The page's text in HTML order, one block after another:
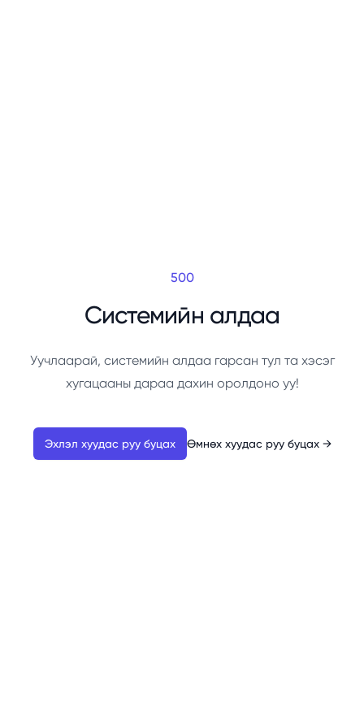
500
Системийн алдаа
Уучлаарай, системийн алдаа гарсан тул та хэсэг
хугацааны дараа дахин оролдоно уу!
Эхлэл хуудас руу буцах Өмнөх хуудас руу буцах →